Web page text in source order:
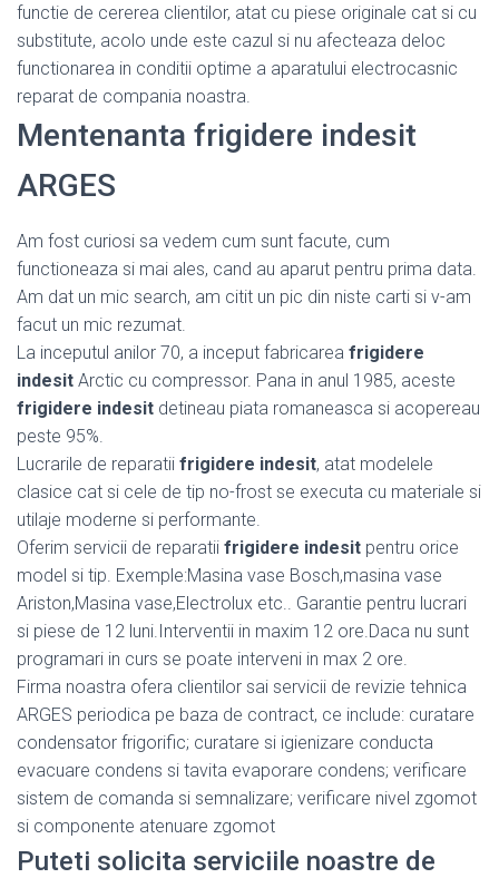
functie de cererea clientilor, atat cu piese originale cat si cu
substitute, acolo unde este cazul si nu afecteaza deloc
functionarea in conditii optime a aparatului electrocasnic
reparat de compania noastra.
Mentenanta frigidere indesit
ARGES
Am fost curiosi sa vedem cum sunt facute, cum
functioneaza si mai ales, cand au aparut pentru prima data.
Am dat un mic search, am citit un pic din niste carti si v-am
facut un mic rezumat.
La inceputul anilor 70, a inceput fabricarea frigidere
indesit Arctic cu compressor. Pana in anul 1985, aceste
frigidere indesit detineau piata romaneasca si acopereau
peste 95%.
Lucrarile de reparatii frigidere indesit, atat modelele
clasice cat si cele de tip no-frost se executa cu materiale si
utilaje moderne si performante.
Oferim servicii de reparatii frigidere indesit pentru orice
model si tip. Exemple:Masina vase Bosch,masina vase
Ariston,Masina vase,Electrolux etc.. Garantie pentru lucrari
si piese de 12 luni.Interventii in maxim 12 ore.Daca nu sunt
programari in curs se poate interveni in max 2 ore.
Firma noastra ofera clientilor sai servicii de revizie tehnica
ARGES periodica pe baza de contract, ce include: curatare
condensator frigorific; curatare si igienizare conducta
evacuare condens si tavita evaporare condens; verificare
sistem de comanda si semnalizare; verificare nivel zgomot
si componente atenuare zgomot
Puteti solicita serviciile noastre de